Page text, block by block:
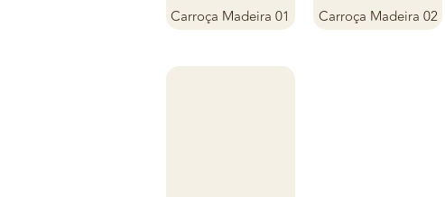
Carroça Madeira 01 Carroça Madeira 02